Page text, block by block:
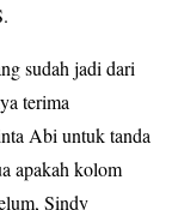
sudah jadi dari
terima
Abi untuk tanda
apakah kolom
Sindy